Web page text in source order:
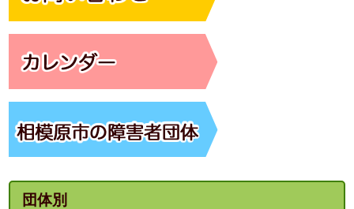
団体別